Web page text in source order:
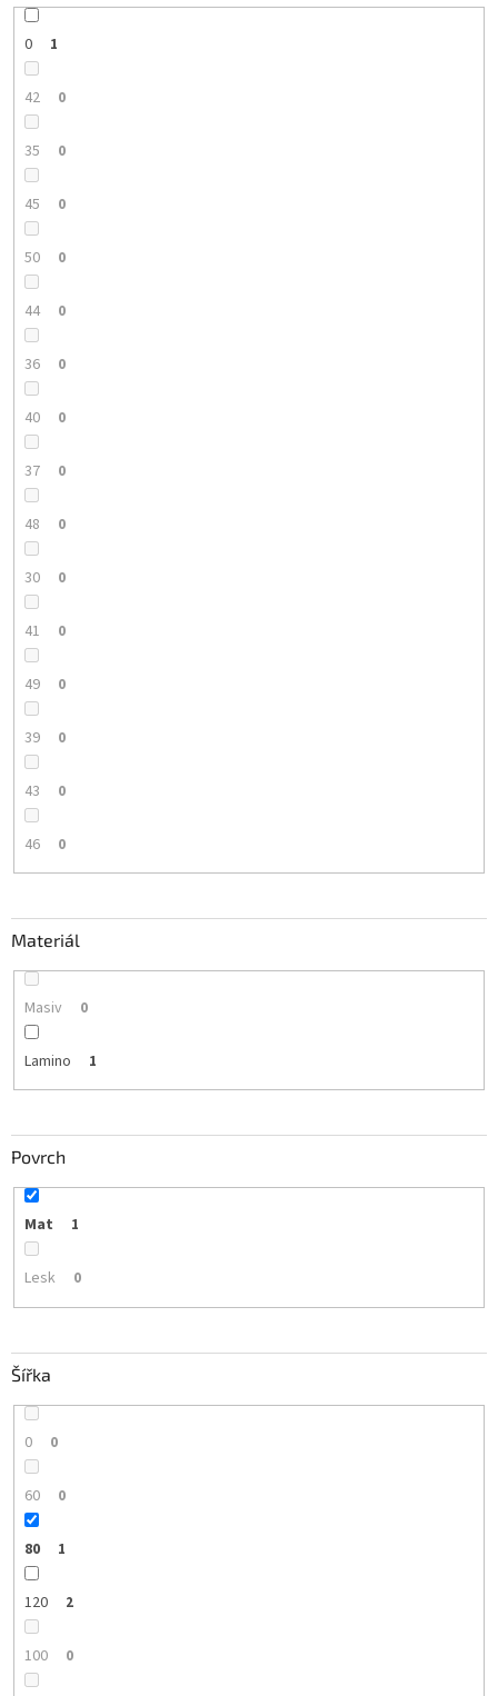
0 1
42 0
35 0
45 0
50 0
44 0
36 0
40 0
37 0
48 0
30 0
41 0
49 0
39 0
43 0
46 0
Materiál
Masiv 0
Lamino 1
Povrch
Mat 1
Lesk 0
Šířka
0 0
60 0
80 1
120 2
100 0